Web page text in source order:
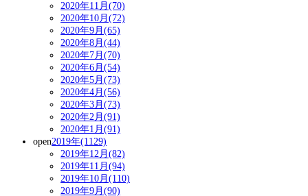
2020年11月(70)
2020年10月(72)
2020年9月(65)
2020年8月(44)
2020年7月(70)
2020年6月(54)
2020年5月(73)
2020年4月(56)
2020年3月(73)
2020年2月(91)
2020年1月(91)
open2019年(1129)
2019年12月(82)
2019年11月(94)
2019年10月(110)
2019年9月(90)